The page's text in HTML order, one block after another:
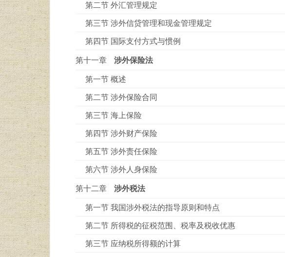
第二节 外汇管理规定
第三节 涉外信贷管理和现金管理规定
第四节 国际支付方式与惯例
第十一章
涉外保险法
第一节 概述
第二节 涉外保险合同
第三节 海上保险
第四节 涉外财产保险
第五节 涉外责任保险
第六节 涉外人身保险
第十二章
涉外税法
第一节 我国涉外税法的指导原则和特点
第二节 所得税的征税范围、税率及税收优惠
第三节 应纳税所得额的计算